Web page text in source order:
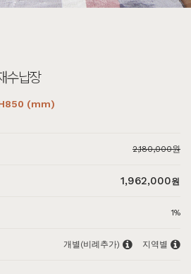
수납장
(mm)
2,180,000원
1,962,000원
1%
개별(비례추가) 지역별